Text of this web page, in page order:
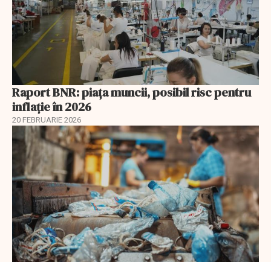
Raport BNR: piața muncii, posibil risc pentru
inflație în 2026
20 FEBRUARIE 2026